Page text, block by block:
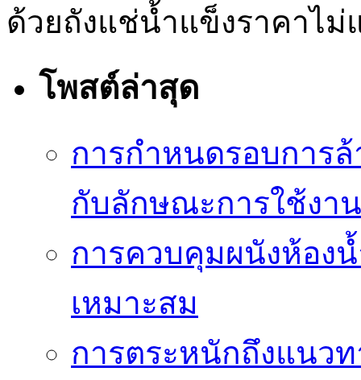
ด้วยถังแช่น้ำแข็งราคาไม่
โพสต์ล่าสุด
การกำหนดรอบการล้
กับลักษณะการใช้งาน
การควบคุมผนังห้อง
เหมาะสม
การตระหนักถึงแนว